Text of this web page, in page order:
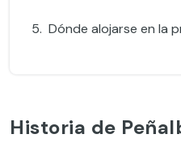
Dónde alojarse en la
Historia de